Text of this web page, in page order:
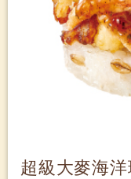
超級大麥海